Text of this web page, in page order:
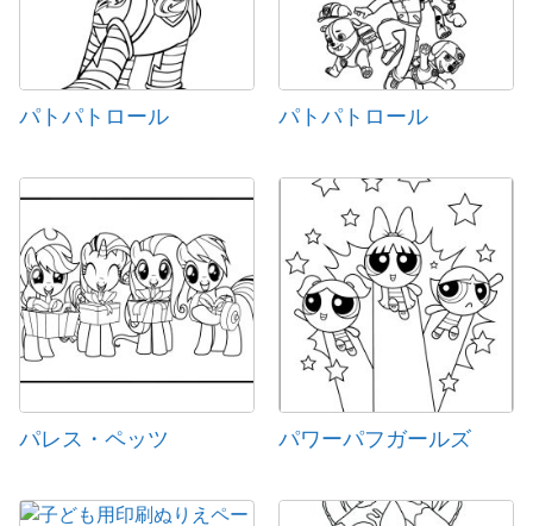
パトパトロール パトパトロール
パレス・ペッツ パワーパフガールズ